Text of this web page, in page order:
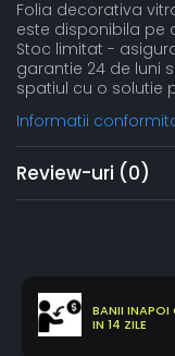
Folia decorativa
este disponibila pe
Stoc limitat -
garantie 24 de luni
spatiul cu o solutie
Informatii
Review-uri (0)
BANII INAPOI
IN 14 ZILE